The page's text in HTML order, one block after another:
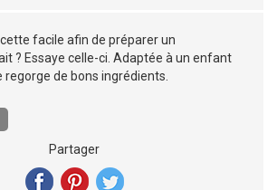
facile afin de préparer un
? Essaye celle-ci. Adaptée à un enfant
regorge de bons ingrédients.
Partager